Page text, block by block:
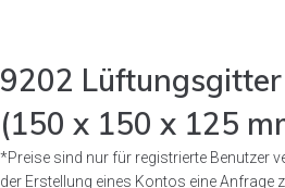
9202 Lüftungsgitter
(150 x 150 x 125
*Preise sind nur für registrierte Benutzer
der Erstellung eines Kontos eine Anfrage